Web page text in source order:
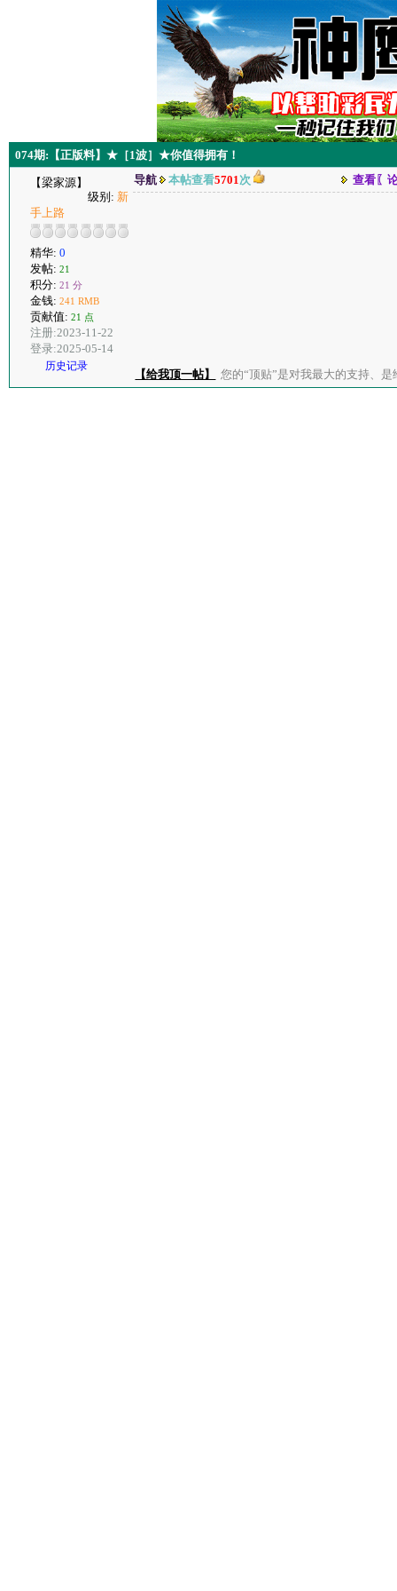
074期:【正版料】★［1波］★你值得拥有！
【梁家源】
级别: 新
手上路
精华: 0
发帖: 21
积分: 21 分
金钱: 241 RMB
贡献值: 21 点
注册:2023-11-22
登录:2025-05-14
历史记录
导航 本帖查看5701次 查看〖
【给我顶一帖】 您的“顶贴”是对我最大的支持、